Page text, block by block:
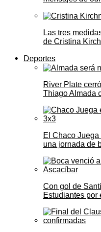
Las tres
de Cristina
Deportes
River Plate
Thiago Almada
El Chaco
una jornada de
Con gol de
Estudiantes por